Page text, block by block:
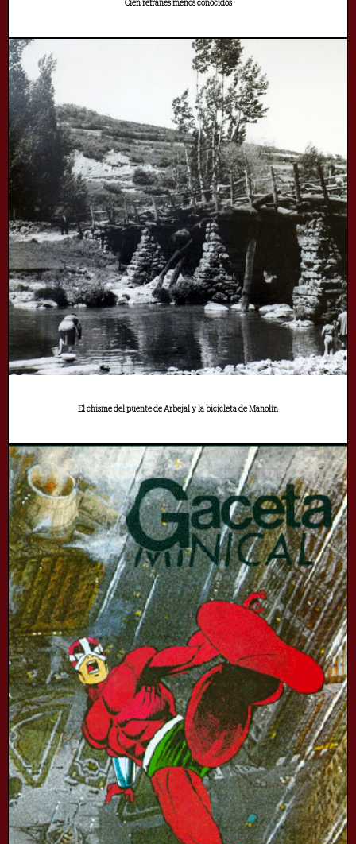
Cien refranes menos conocidos
El chisme del puente de Arbejal y la bicicleta de Manolín